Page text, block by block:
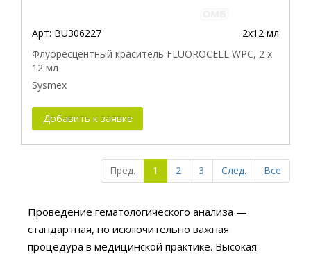
Арт: BU306227
2x12 мл
Флуоресцентный краситель FLUOROCELL WPC, 2 x
12 мл
Sysmex
Добавить к заявке
Пред. 1 2 3 След. Все
Проведение гематологического анализа —
стандартная, но исключительно важная
процедура в медицинской практике. Высокая